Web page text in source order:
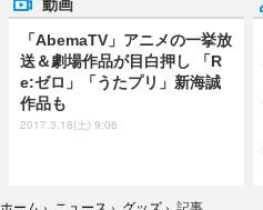
「AbemaTV」アニメの一挙放
送＆劇場作品が目白押し 「R
e:ゼロ」「うたプリ」新海誠
作品も
2017.3.18(土) 9:06
ホーム › ニュース › グッズ ›